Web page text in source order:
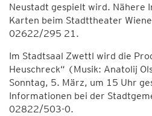
Neustadt gespielt wird. Nähere
Karten beim Stadttheater
02622/295 21.
Im Stadtsaal Zwettl wird die
Heuschreck“ (Musik: Anatolij
Sonntag, 5. März, um 15 Uhr
Informationen bei der
02822/503-0.